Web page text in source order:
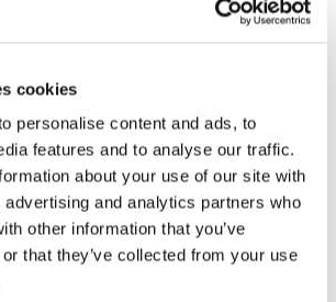
cookies
personalise content and ads, to
features and to analyse our traffic.
about your use of our site with
and analytics partners who
other information that you’ve
that they’ve collected from your use